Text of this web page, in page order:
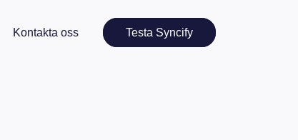
Kontakta oss Testa Syncify